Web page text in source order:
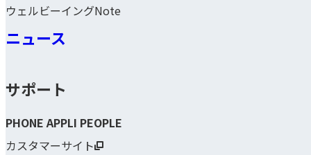
ウェルビーイングNote
ニュース
サポート
PHONE APPLI PEOPLE
カスタマーサイト